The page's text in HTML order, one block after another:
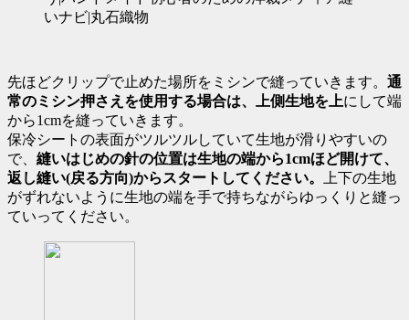
先ほどクリップで止めた場所をミシンで縫っていきます。 通
常のミシン押さえを使用する場合は、上側生地を上にして端
から1cmを縫っていきます。
保冷シートの表面がツルツルしていて生地が滑りやすいの
で、 縫いはじめの針の位置は生地の端から1cmほど開けて、
返し縫い(戻る方向)からスタートしてください。
上下の生地
がずれないように生地の端を手で持ちながらゆっくりと縫っ
ていってください。